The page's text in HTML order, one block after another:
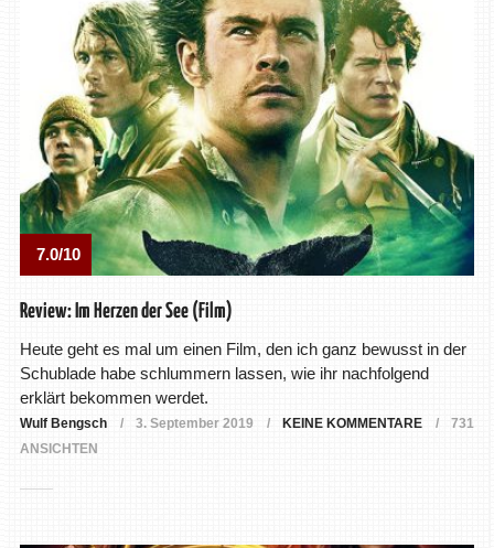
7.0/10
Review: Im Herzen der See (Film)
Heute geht es mal um einen Film, den ich ganz bewusst in der
Schublade habe schlummern lassen, wie ihr nachfolgend
erklärt bekommen werdet.
Wulf Bengsch 3. September 2019 KEINE KOMMENTARE
731
ANSICHTEN